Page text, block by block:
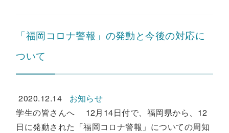
「福岡コロナ警報」の発動と今後の対応に
ついて
2020.12.14
お知らせ
学生の皆さんへ 12月14日付で、福岡県から、12
日に発動された「福岡コロナ警報」についての周知